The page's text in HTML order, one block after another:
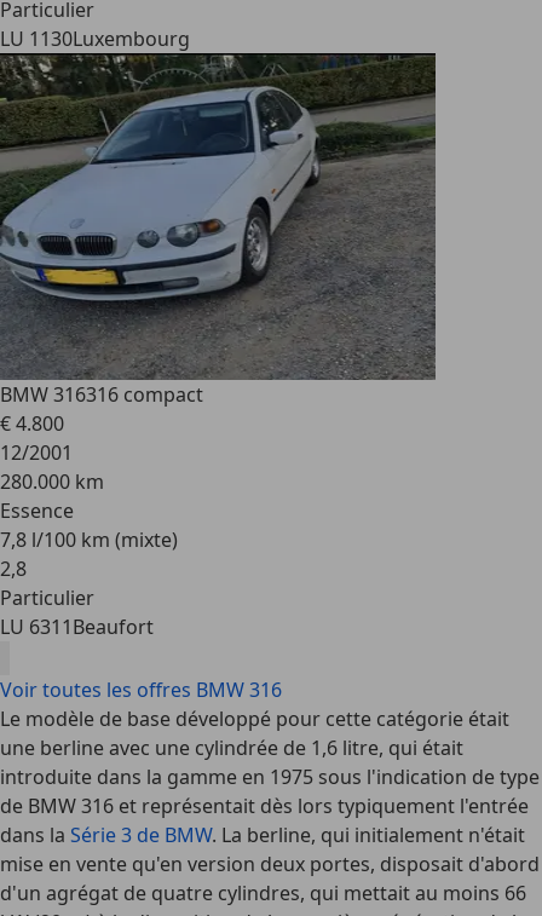
Particulier
LU 1130Luxembourg
BMW 316316 compact
€ 4.800
12/2001
280.000 km
Essence
7,8 l/100 km (mixte)
2,8
Particulier
LU 6311Beaufort
Voir toutes les offres BMW 316
Le modèle de base développé pour cette catégorie était
une berline avec une cylindrée de 1,6 litre, qui était
introduite dans la gamme en 1975 sous l'indication de type
de BMW 316 et représentait dès lors typiquement l'entrée
dans la Série 3 de BMW. La berline, qui initialement n'était
mise en vente qu'en version deux portes, disposait d'abord
d'un agrégat de quatre cylindres, qui mettait au moins 66